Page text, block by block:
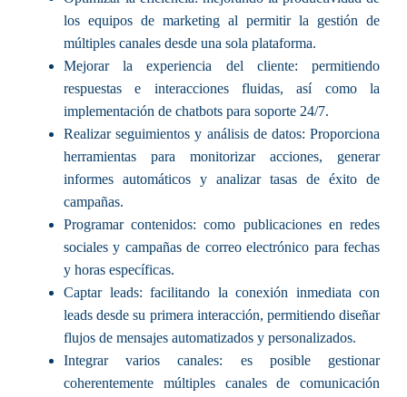
los equipos de marketing al permitir la gestión de
múltiples canales desde una sola plataforma.
Mejorar la experiencia del cliente: permitiendo
respuestas e interacciones fluidas, así como la
implementación de chatbots para soporte 24/7.
Realizar seguimientos y análisis de datos: Proporciona
herramientas para monitorizar acciones, generar
informes automáticos y analizar tasas de éxito de
campañas.
Programar contenidos: como publicaciones en redes
sociales y campañas de correo electrónico para fechas
y horas específicas.
Captar leads: facilitando la conexión inmediata con
leads desde su primera interacción, permitiendo diseñar
flujos de mensajes automatizados y personalizados.
Integrar varios canales: es posible gestionar
coherentemente múltiples canales de comunicación